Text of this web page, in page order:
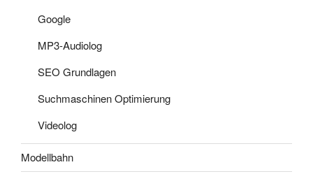
Google
MP3-Audiolog
SEO Grundlagen
Suchmaschinen Optimierung
Videolog
Modellbahn